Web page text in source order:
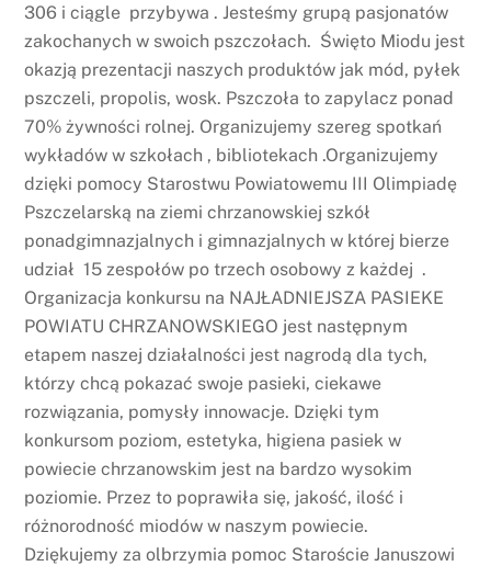
306 i ciągle przybywa . Jesteśmy grupą pasjonatów
zakochanych w swoich pszczołach. Święto Miodu jest
okazją prezentacji naszych produktów jak mód, pyłek
pszczeli, propolis, wosk. Pszczoła to zapylacz ponad
70% żywności rolnej. Organizujemy szereg spotkań
wykładów w szkołach , bibliotekach .Organizujemy
dzięki pomocy Starostwu Powiatowemu III Olimpiadę
Pszczelarską na ziemi chrzanowskiej szkół
ponadgimnazjalnych i gimnazjalnych w której bierze
udział 15 zespołów po trzech osobowy z każdej .
Organizacja konkursu na NAJŁADNIEJSZA PASIEKE
POWIATU CHRZANOWSKIEGO jest następnym
etapem naszej działalności jest nagrodą dla tych,
którzy chcą pokazać swoje pasieki, ciekawe
rozwiązania, pomysły innowacje. Dzięki tym
konkursom poziom, estetyka, higiena pasiek w
powiecie chrzanowskim jest na bardzo wysokim
poziomie. Przez to poprawiła się, jakość, ilość i
różnorodność miodów w naszym powiecie.
Dziękujemy za olbrzymia pomoc Staroście Januszowi